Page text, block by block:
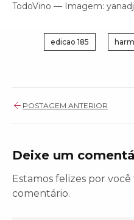
Cadastre-se e
TodoVino — Imagem:
edicao 185
POSTAGEM ANTERIOR
Deixe um
Estamos felizes por
comentário.